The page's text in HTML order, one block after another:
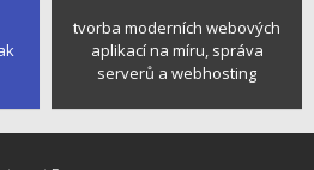
tvorba moderních webových
aplikací na míru, správa
serverů a webhosting